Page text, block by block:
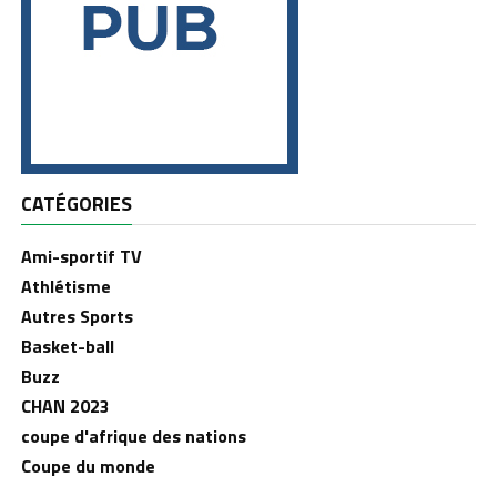
CATÉGORIES
Ami-sportif TV
Athlétisme
Autres Sports
Basket-ball
Buzz
CHAN 2023
coupe d'afrique des nations
Coupe du monde